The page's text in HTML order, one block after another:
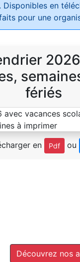
Disponibles en
pour une
fériés
en Pdf ou
Découvrez nos